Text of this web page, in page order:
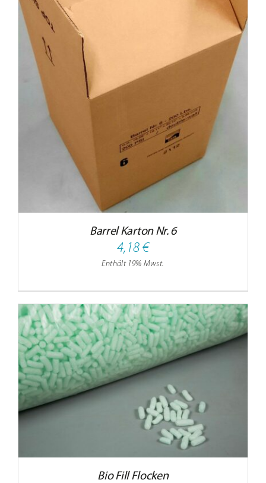
Barrel Karton Nr. 6
4,18 €
Enthält 19% Mwst.
Bio Fill Flocken